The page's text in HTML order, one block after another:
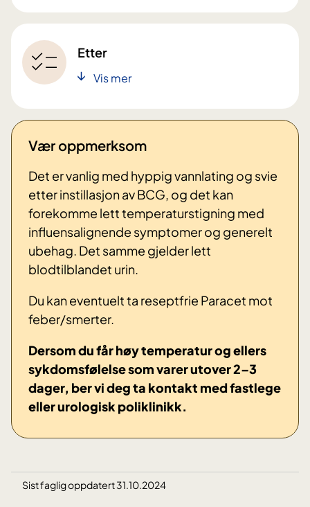
Etter
Vis mer
Vær oppmerksom
Det er vanlig med hyppig vannlating og svie
etter instillasjon av BCG, og det kan
forekomme lett temperaturstigning med
influensalignende symptomer og generelt
ubehag. Det samme gjelder lett
blodtilblandet urin.
Du kan eventuelt ta reseptfrie Paracet mot
feber/smerter.
Dersom du får høy temperatur og ellers
sykdomsfølelse som varer utover 2–3
dager, ber vi deg ta kontakt med fastlege
eller urologisk poliklinikk.
Sist faglig oppdatert 31.10.2024